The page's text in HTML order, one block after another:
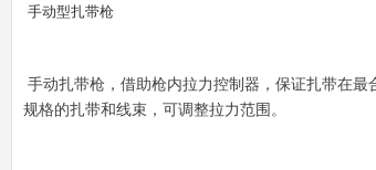
手动型扎带枪
手动扎带枪，借助枪内拉力控制器，保证扎带在
规格的扎带和线束，可调整拉力范围。